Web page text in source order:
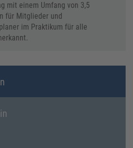
mit einem Umfang von 3,5
für Mitglieder und
im Praktikum für alle